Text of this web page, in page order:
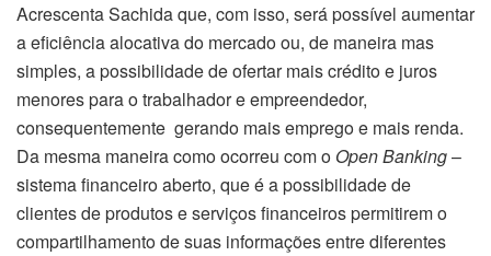
Acrescenta Sachida que, com isso, será possível aumentar
a eficiência alocativa do mercado ou, de maneira mas
simples, a possibilidade de ofertar mais crédito e juros
menores para o trabalhador e empreendedor,
consequentemente gerando mais emprego e mais renda.
Da mesma maneira como ocorreu com o Open Banking–
sistema financeiro aberto, que é a possibilidade de
clientes de produtos e serviços financeiros permitirem o
compartilhamento de suas informações entre diferentes